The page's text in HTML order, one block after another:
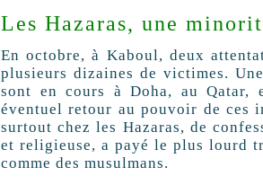
Les Hazaras, une
En octobre, à Kaboul, deux
plusieurs dizaines de victimes.
sont en cours à Doha, au Qatar,
éventuel retour au pouvoir de ces
surtout chez les Hazaras, de
et religieuse, a payé le plus lourd
comme des musulmans.